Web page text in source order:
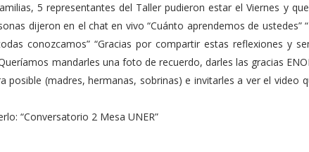
5 representantes del Taller pudieron estar el Viernes y
dijeron en el chat en vivo “Cuánto aprendemos de ustedes”
conozcamos” “Gracias por compartir estas reflexiones y
mandarles una foto de recuerdo, darles las gracias
posible (madres, hermanas, sobrinas) e invitarles a ver el video
“Conversatorio 2 Mesa UNER”